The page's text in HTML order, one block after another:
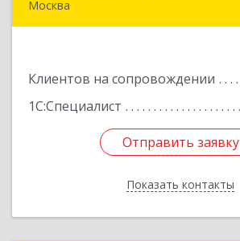
Москва
Клиентов на сопровождении
1С:Специалист
Отправить заявку
Показать контакты
Отправить заявку
Назад